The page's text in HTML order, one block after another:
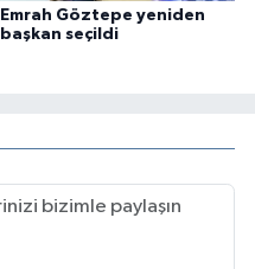
Emrah Göztepe yeniden
başkan seçildi